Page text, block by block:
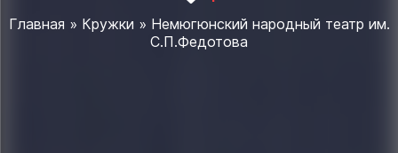
Главная » Кружки » Немюгюнский народный театр им.
С.П.Федотова